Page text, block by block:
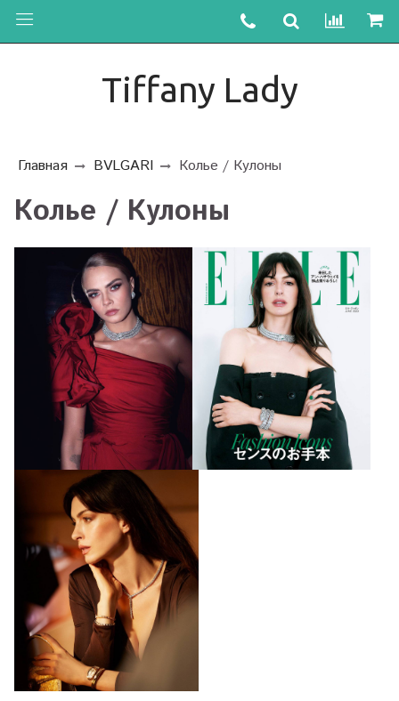
Tiffany Lady
Главная BVLGARI Колье / Кулоны
Колье / Кулоны